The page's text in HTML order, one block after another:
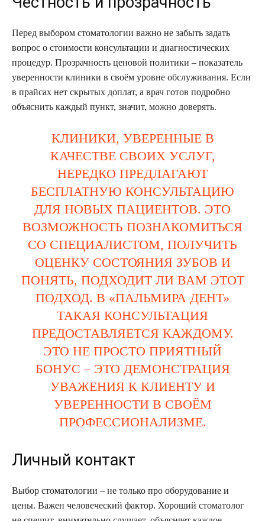
Перед выбором стоматологии важно не забыть задать
вопрос о стоимости консультации и диагностических
процедур. Прозрачность ценовой политики – показатель
уверенности клиники в своём уровне обслуживания. Если
в прайсах нет скрытых доплат, а врач готов подробно
объяснить каждый пункт, значит, можно доверять.
КЛИНИКИ, УВЕРЕННЫЕ В
КАЧЕСТВЕ СВОИХ УСЛУГ,
НЕРЕДКО ПРЕДЛАГАЮТ
БЕСПЛАТНУЮ КОНСУЛЬТАЦИЮ
ДЛЯ НОВЫХ ПАЦИЕНТОВ. ЭТО
ВОЗМОЖНОСТЬ ПОЗНАКОМИТЬСЯ
СО СПЕЦИАЛИСТОМ, ПОЛУЧИТЬ
ОЦЕНКУ СОСТОЯНИЯ ЗУБОВ И
ПОНЯТЬ, ПОДХОДИТ ЛИ ВАМ ЭТОТ
ПОДХОД. В «ПАЛЬМИРА ДЕНТ»
ТАКАЯ КОНСУЛЬТАЦИЯ
ПРЕДОСТАВЛЯЕТСЯ КАЖДОМУ.
ЭТО НЕ ПРОСТО ПРИЯТНЫЙ
БОНУС – ЭТО ДЕМОНСТРАЦИЯ
УВАЖЕНИЯ К КЛИЕНТУ И
УВЕРЕННОСТИ В СВОЁМ
ПРОФЕССИОНАЛИЗМЕ.
Личный контакт
Выбор стоматологии – не только про оборудование и
цены. Важен человеческий фактор. Хороший стоматолог